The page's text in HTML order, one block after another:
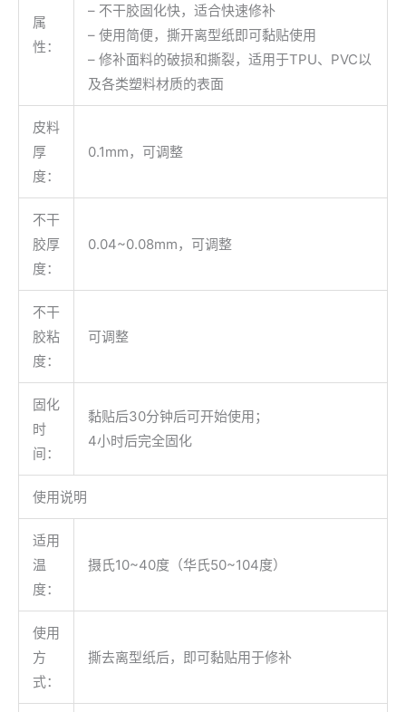
属
性：
– 不干胶固化快，适合快速修补
– 使用简便，撕开离型纸即可黏贴使用
– 修补面料的破损和撕裂，适用于TPU、PVC以
及各类塑料材质的表面
皮料
厚
度：
0.1mm，可调整
不干
胶厚
度：
0.04~0.08mm，可调整
不干
胶粘
度：
可调整
固化
时
间：
黏贴后30分钟后可开始使用；
4小时后完全固化
使用说明
适用
温
度：
摄氏10~40度（华氏50~104度）
使用
方
式：
撕去离型纸后，即可黏贴用于修补